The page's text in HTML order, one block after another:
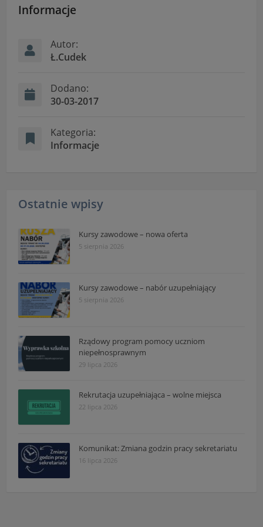
Informacje
Autor:
Ł.Cudek
Dodano:
30-03-2017
Kategoria:
Informacje
Ostatnie wpisy
Kursy zawodowe – nowa oferta
5 sierpnia 2026
Kursy zawodowe – nabór uzupełniający
5 sierpnia 2026
Rządowy program pomocy uczniom
niepełnosprawnym
29 lipca 2026
Rekrutacja uzupełniająca – wolne miejsca
22 lipca 2026
Komunikat: Zmiana godzin pracy sekretariatu
16 lipca 2026